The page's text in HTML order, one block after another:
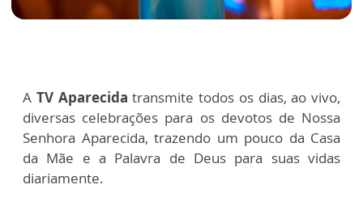
A TV Aparecida transmite todos os dias, ao vivo,
diversas celebrações para os devotos de Nossa
Senhora Aparecida, trazendo um pouco da Casa
da Mãe e a Palavra de Deus para suas vidas
diariamente.